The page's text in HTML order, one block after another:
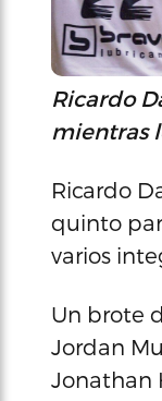
Ricardo
mientras
Ricardo
quinto
varios
Un brote
Jordan
Jonathan